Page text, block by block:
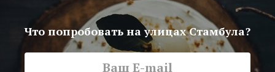
Что попробовать на улицах Стамбула?